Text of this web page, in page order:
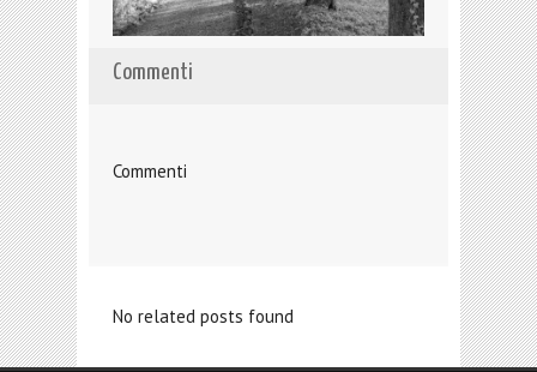
Commenti
Commenti
No related posts found